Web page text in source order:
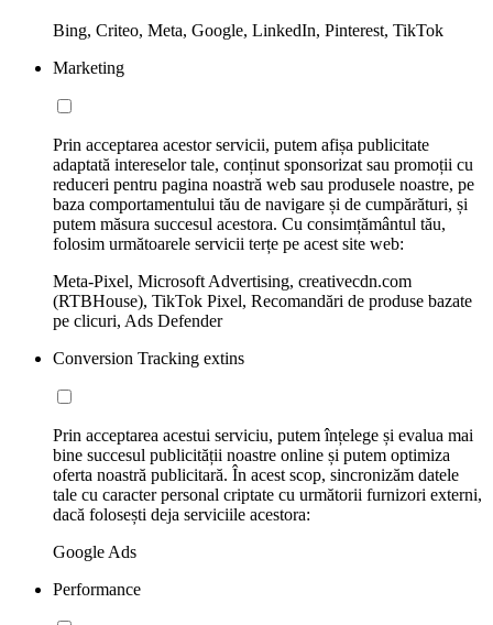
Bing, Criteo, Meta, Google, LinkedIn, Pinterest, TikTok
Marketing
Prin acceptarea acestor servicii, putem afișa publicitate
adaptată intereselor tale, conținut sponsorizat sau promoții cu
reduceri pentru pagina noastră web sau produsele noastre, pe
baza comportamentului tău de navigare și de cumpărături, și
putem măsura succesul acestora. Cu consimțământul tău,
folosim următoarele servicii terțe pe acest site web:
Meta-Pixel, Microsoft Advertising, creativecdn.com
(RTBHouse), TikTok Pixel, Recomandări de produse bazate
pe clicuri, Ads Defender
Conversion Tracking extins
Prin acceptarea acestui serviciu, putem înțelege și evalua mai
bine succesul publicității noastre online și putem optimiza
oferta noastră publicitară. În acest scop, sincronizăm datele
tale cu caracter personal criptate cu următorii furnizori externi,
dacă folosești deja serviciile acestora:
Google Ads
Performance